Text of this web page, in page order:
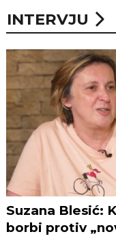
INTERVJU
Suzana Blesić:
borbi protiv